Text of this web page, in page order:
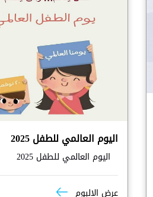
اليوم العالمي للطفل 2025
اليوم العالمي للطفل 2025
عرض الالبوم